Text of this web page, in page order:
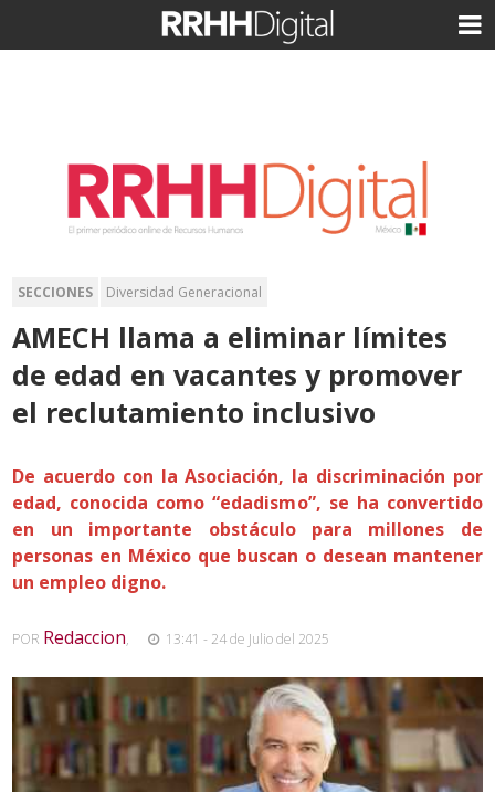
SECCIONES Diversidad Generacional
AMECH llama a eliminar límites
de edad en vacantes y promover
el reclutamiento inclusivo
De acuerdo con la Asociación, la discriminación por
edad, conocida como “edadismo”, se ha convertido
en un importante obstáculo para millones de
personas en México que buscan o desean mantener
un empleo digno.
POR Redaccion, 13:41 - 24 de Julio del 2025